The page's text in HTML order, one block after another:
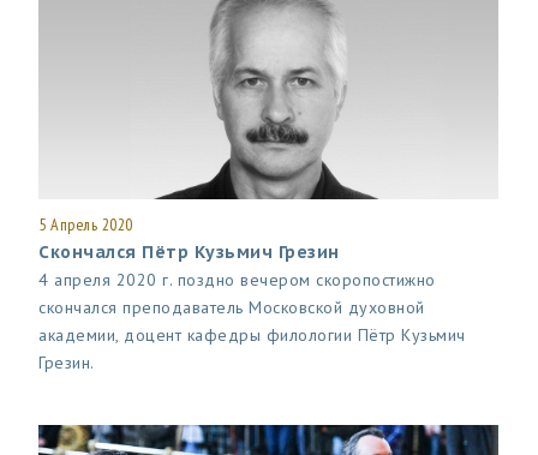
5 Апрель 2020
Скончался Пётр Кузьмич Грезин
4 апреля 2020 г. поздно вечером скоропостижно
скончался преподаватель Московской духовной
академии, доцент кафедры филологии Пётр Кузьмич
Грезин.